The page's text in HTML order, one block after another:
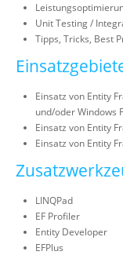
Unit Testing /
Tipps, Tricks, Best
Einsatz von Entity
und/oder Windows
Einsatz von Entity
Einsatz von Entity
LINQPad
EF Profiler
Entity Developer
EFPlus